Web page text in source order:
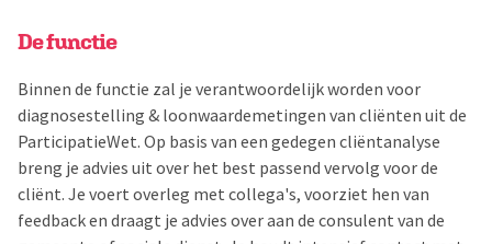
De functie
Binnen de functie zal je verantwoordelijk worden voor
diagnosestelling & loonwaardemetingen van cliënten uit de
ParticipatieWet. Op basis van een gedegen cliëntanalyse
breng je advies uit over het best passend vervolg voor de
cliënt. Je voert overleg met collega's, voorziet hen van
feedback en draagt je advies over aan de consulent van de